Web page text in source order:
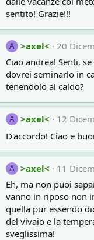
sentito! Grazie!!!
A >axel<
20
Ciao andrea! Senti,
dovrei seminarlo in
tenendolo al caldo?
A >axel<
12
D'accordo! Ciao e
A >axel<
11
Eh, ma non puoi
vanno in riposo non
quella pur essendo
del vivaio e la
sveglissima!